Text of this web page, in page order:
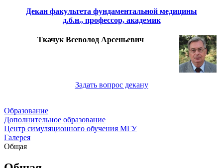
Декан факультета фундаментальной медицины
д.б.н., профессор, академик
Ткачук Всеволод Арсеньевич
Задать вопрос декану
Образование
Дополнительное образование
Центр симуляционного обучения МГУ
Галерея
Общая